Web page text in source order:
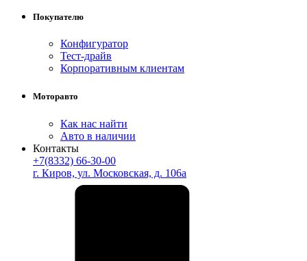
Покупателю
Конфигуратор
Тест-драйв
Корпоративным клиентам
Моторавто
Как нас найти
Авто в наличии
Контакты
+7(8332) 66-30-00
г. Киров, ул. Московская, д. 106а